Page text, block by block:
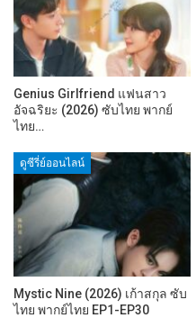
Genius Girlfriend แฟนสาว
อัจฉริยะ (2026) ซับไทย พากย์
ไทย…
ดูซีรี่ย์ออนไลน์
Mystic Nine (2026) เก้าสกุล ซับ
ไทย พากย์ไทย EP1-EP30